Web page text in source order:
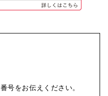
号をお伝えください。